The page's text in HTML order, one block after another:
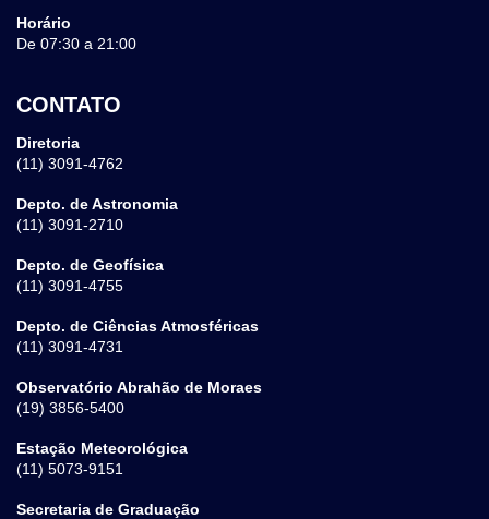
Horário
De 07:30 a 21:00
CONTATO
Diretoria
(11) 3091-4762
Depto. de Astronomia
(11) 3091-2710
Depto. de Geofísica
(11) 3091-4755
Depto. de Ciências Atmosféricas
(11) 3091-4731
Observatório Abrahão de Moraes
(19) 3856-5400
Estação Meteorológica
(11) 5073-9151
Secretaria de Graduação